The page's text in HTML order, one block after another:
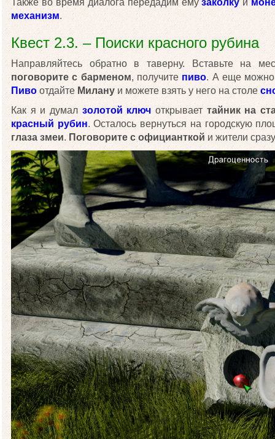
Также во время диалога передадим емузаколку и
механизм.
Квест 2.3. – Поиски красного рубина
Направляйтесь обратно в таверну. Вставьте на
поговорите с барменом, получитепиво. А еще можно
Пиво отдайте Милану и можете взять у него на столе
Как я и думал золотой ключ открывает тайник на
красный рубин. Осталось вернуться на городскую
глаза змеи. Поговорите с официанткой и жители